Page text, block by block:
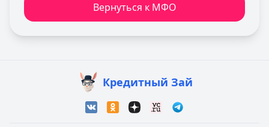
Вернуться к МФО
Кредитный Зай